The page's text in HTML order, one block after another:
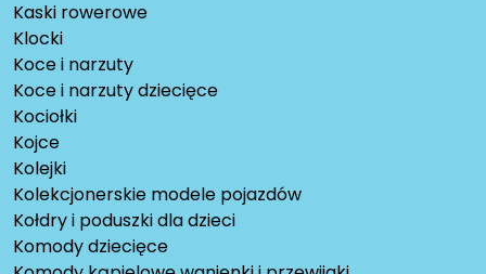
Kaski rowerowe
Klocki
Koce i narzuty
Koce i narzuty dziecięce
Kociołki
Kojce
Kolejki
Kolekcjonerskie modele pojazdów
Kołdry i poduszki dla dzieci
Komody dziecięce